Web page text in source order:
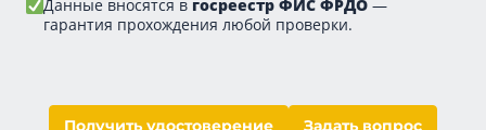
Данные вносятся в госреестр ФИС ФРДО —
гарантия прохождения любой проверки.
Получить удостоверение Задать вопрос